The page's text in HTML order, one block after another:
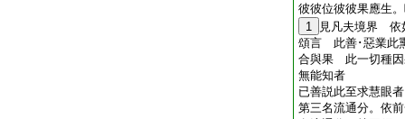
彼彼位彼彼果應生
1
見凡夫境界 依
頌言 此善･惡業此
合與果 此一切種
無能知者
已善説此至求慧眼
第三名流通分。依